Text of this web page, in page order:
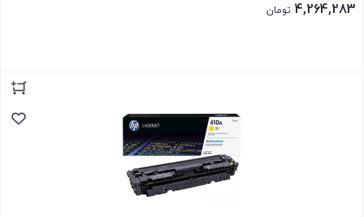
4,264,283 تومان